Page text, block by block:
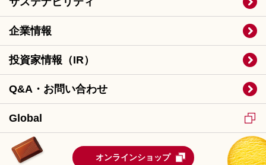
企業情報
投資家情報（IR）
Q&A・お問い合わせ
Global
オンラインショップ